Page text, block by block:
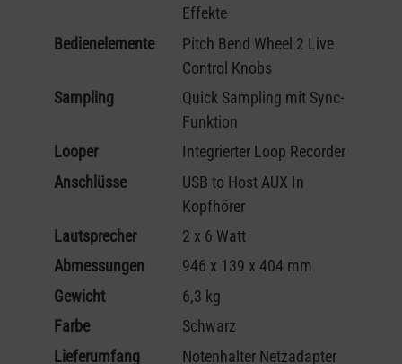
Effekte
Bedienelemente
Pitch Bend Wheel 2 Live
Control Knobs
Sampling
Quick Sampling mit Sync-
Funktion
Looper
Integrierter Loop Recorder
Anschlüsse
USB to Host AUX In
Kopfhörer
Lautsprecher
2 x 6 Watt
Abmessungen
946 x 139 x 404 mm
Gewicht
6,3 kg
Farbe
Schwarz
Lieferumfang
Notenhalter Netzadapter